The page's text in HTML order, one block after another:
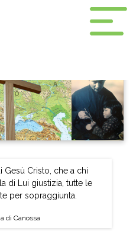
Cristo, che a chi
di Lui giustizia, tutte le
per sopraggiunta.
di Canossa